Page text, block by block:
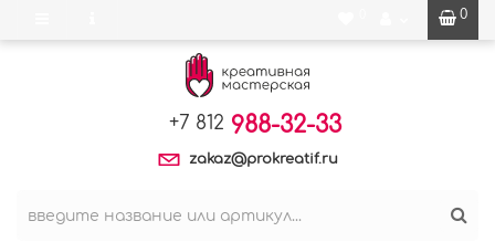
0
+7 812 988-32-33
zakaz@prokreatif.ru